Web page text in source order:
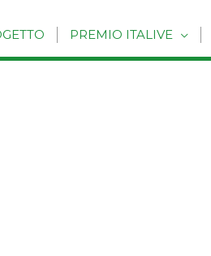
PREMIO ITALIVE